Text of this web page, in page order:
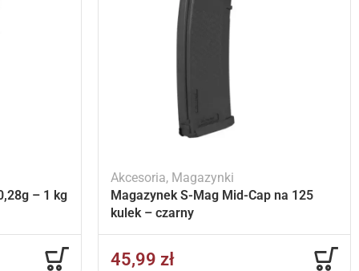
– 1 kg
Akcesoria, Magazynki
Magazynek S-Mag Mid-Cap na 125
kulek – czarny
45,99 zł